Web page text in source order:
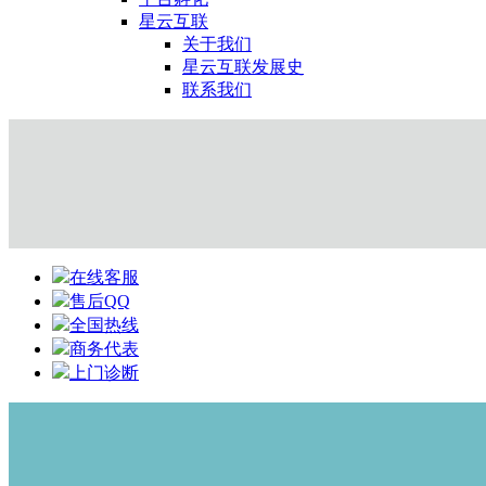
星云互联
关于我们
星云互联发展史
联系我们
在线客服
售后QQ
全国热线
商务代表
上门诊断